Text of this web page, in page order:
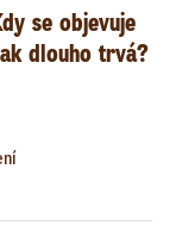
se objevuje
dlouho trvá?